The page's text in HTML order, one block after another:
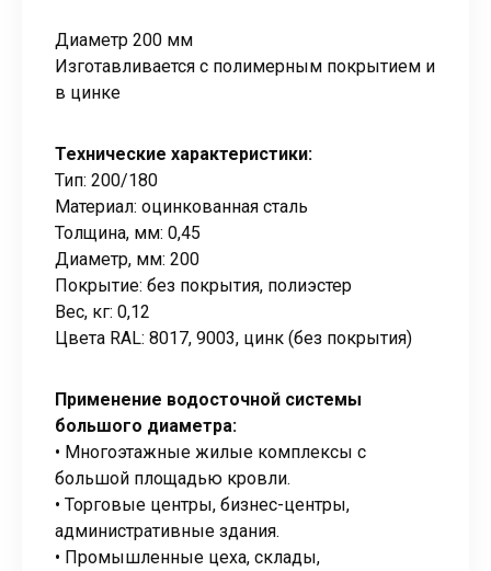
Диаметр 200 мм
Изготавливается с полимерным покрытием и
в цинке
Технические характеристики:
Тип: 200/180
Материал: оцинкованная сталь
Толщина, мм: 0,45
Диаметр, мм: 200
Покрытие: без покрытия, полиэстер
Вес, кг: 0,12
Цвета RAL: 8017, 9003, цинк (без покрытия)
Применение водосточной системы
большого диаметра:
• Многоэтажные жилые комплексы с
большой площадью кровли.
• Торговые центры, бизнес-центры,
административные здания.
• Промышленные цеха, склады,